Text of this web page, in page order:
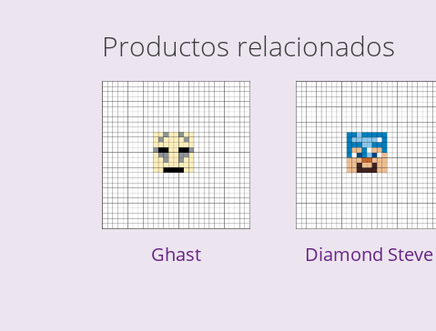
Productos relacionados
Ghast Diamond Steve